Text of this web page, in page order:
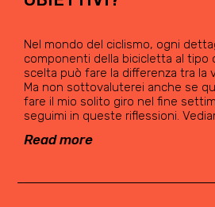
Nel mondo del ciclismo, ogni
componenti della bicicletta al tipo
scelta può fare la differenza tra la
Ma non sottovaluterei anche se
fare il mio solito giro nel fine
seguimi in queste riflessioni.
Read more